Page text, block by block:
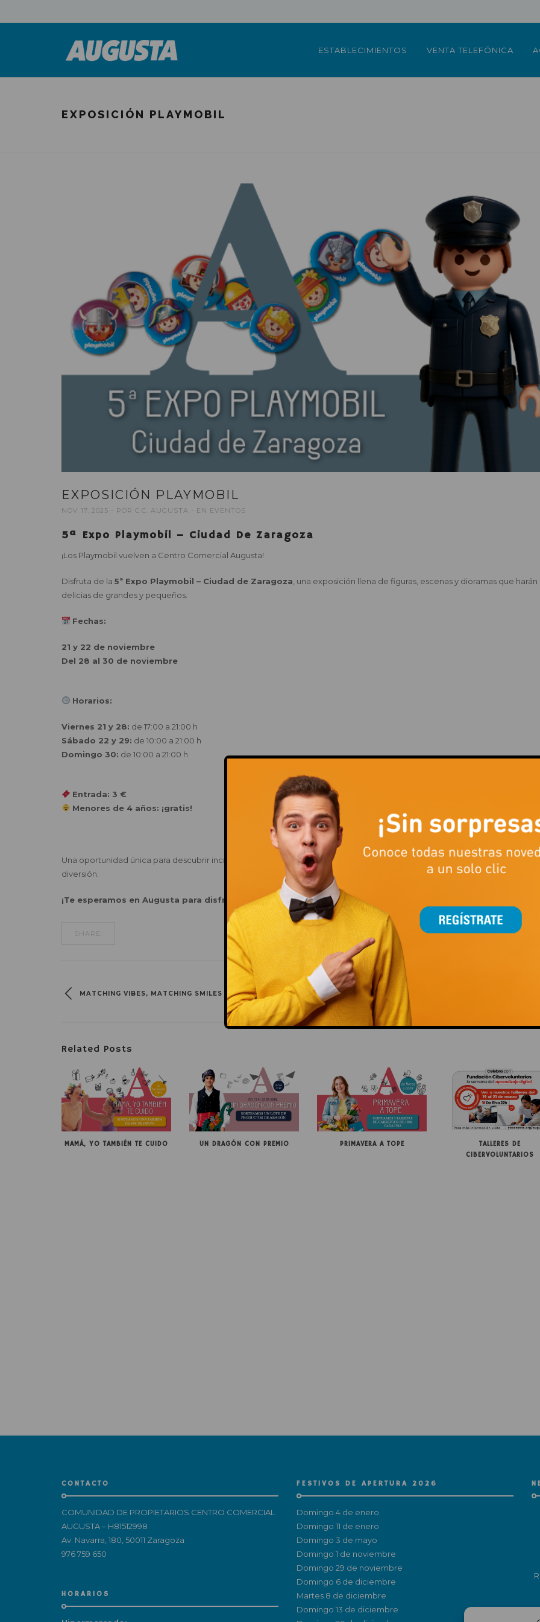
ESTABLECIMIENTOS VENTA TELEFÓNICA
EXPOSICIÓN PLAYMOBIL
EXPOSICIÓN PLAYMOBIL
NOV 17, 2025 POR C.C. AUGUSTA EN EVENTOS
5ª Expo Playmobil – Ciudad De Zaragoza
¡Los Playmobil vuelven a Centro Comercial Augusta!
Disfruta de la 5ª Expo Playmobil – Ciudad de Zaragoza , una exposición llena de figuras, escenas y dioramas que harán
delicias de grandes y pequeños.
Fechas:
21 y 22 de noviembre
Del 28 al 30 de noviembre
Horarios:
Viernes 21 y 28: de 17:00 a 21:00 h
Sábado 22 y 29: de 10:00 a 21:00 h
Domingo 30: de 10:00 a 21:00 h
Entrada: 3 €
Menores de 4 años: ¡gratis!
Una oportunidad única para descubrir increíbles montajes, fotografiar tus escenas favoritas y vivir un plan familiar lleno de
diversión.
¡Te esperamos en Augusta para disfrutar juntos de la magia Playmobil!
SHARE:
MATCHING VIBES, MATCHING SMILES RESPIRA TRANQUILO ESTE INVIERNO
Related Posts
MAMÁ, YO TAMBIÉN TE CUIDO UN DRAGÓN CON PREMIO PRIMAVERA A TOPE
TALLERES DE
CIBERVOLUNTARIOS
CONTACTO
COMUNIDAD DE PROPIETARIOS CENTRO COMERCIAL
AUGUSTA – H81512998
Av. Navarra, 180, 50011 Zaragoza
976 759 650
HORARIOS
FESTIVOS DE APERTURA 2026
Domingo 4 de enero
Domingo 11 de enero
Domingo 3 de mayo
Domingo 1 de noviembre
Domingo 29 de noviembre
Domingo 6 de diciembre
Martes 8 de diciembre
Domingo 13 de diciembre